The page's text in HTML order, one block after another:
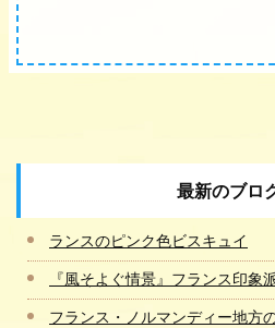
最新のブロ
ランスのピンク色ビスキュイ
『風そよぐ情景』フランス印象
フランス・ノルマンディー地方